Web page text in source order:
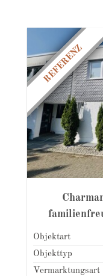
REFERENZ
Objektart
Objekttyp
Vermarktungsart